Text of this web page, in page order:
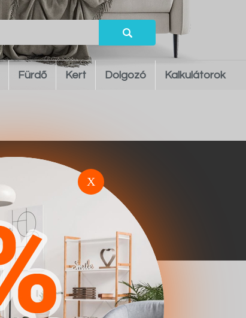
Fürdő Kert Dolgozó Kalkulátorok
X